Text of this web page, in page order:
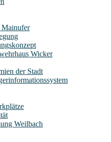
Mainufer
Wicker
der Stadt
Weilbach